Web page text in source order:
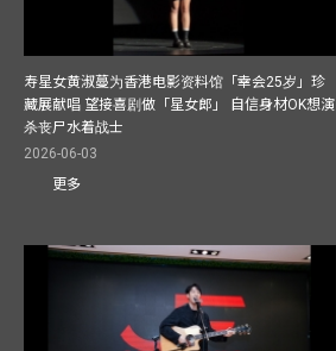
寿星女黄淑蔓为香港电影资料馆「幸会25岁」珍
藏展献唱 望接喜剧做「星女郎」 自信身材OK想演
杀丧尸水着战士
2026-06-03
更多